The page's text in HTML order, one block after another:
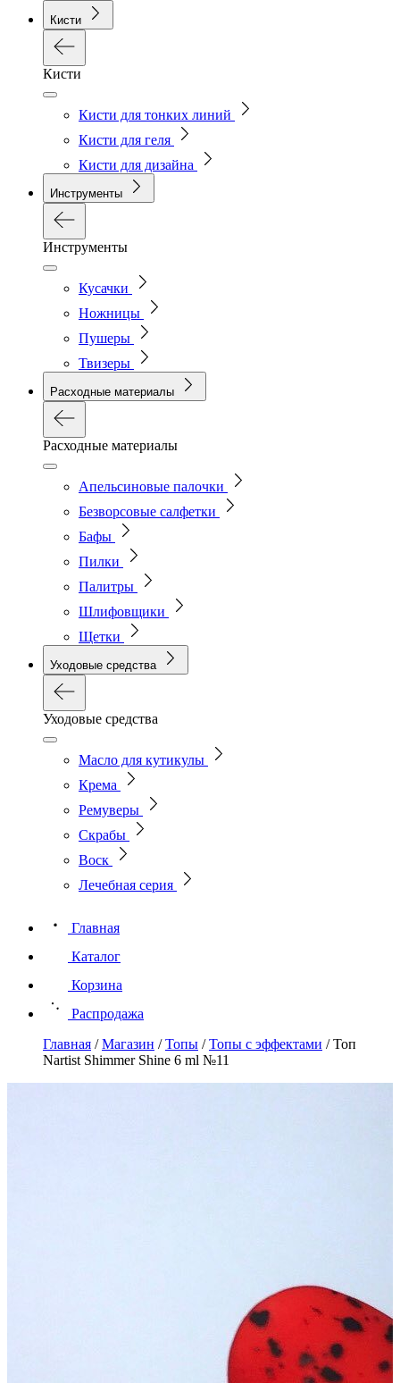
Кисти
Кисти
Кисти для тонких линий
Кисти для геля
Кисти для дизайна
Инструменты
Инструменты
Кусачки
Ножницы
Пушеры
Твизеры
Расходные материалы
Расходные материалы
Апельсиновые палочки
Безворсовые салфетки
Бафы
Пилки
Палитры
Шлифовщики
Щетки
Уходовые средства
Уходовые средства
Масло для кутикулы
Крема
Ремуверы
Скрабы
Воск
Лечебная серия
Главная
Каталог
Корзина
Распродажа
Главная /Магазин /Топы /Топы с эффектами /Топ
Nartist Shimmer Shine 6 ml №11